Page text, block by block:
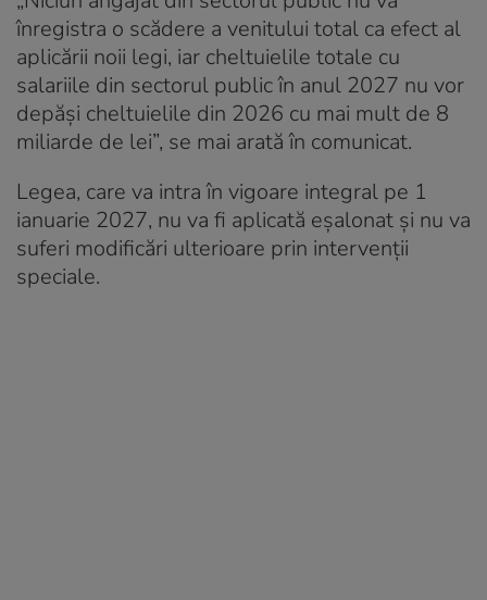
înregistra o scădere a venitului total ca efect al
aplicării noii legi, iar cheltuielile totale cu
salariile din sectorul public în anul 2027 nu vor
depăşi cheltuielile din 2026 cu mai mult de 8
miliarde de lei”, se mai arată în comunicat.
Legea, care va intra în vigoare integral pe 1
ianuarie 2027, nu va fi aplicată eşalonat şi nu va
suferi modificări ulterioare prin intervenţii
speciale.